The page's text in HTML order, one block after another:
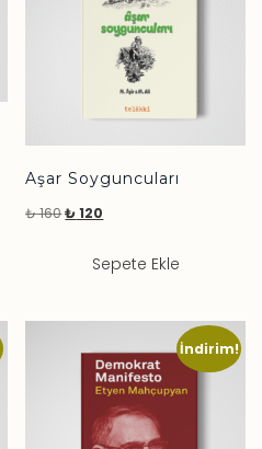
Aşar Soyguncuları
₺160₺120
Sepete Ekle
İndirim!